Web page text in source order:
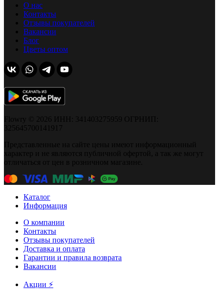
О нас
Контакты
Отзывы покупателей
Вакансии
Блог
Цветы оптом
Flowry © 2026 ИНН: 341403275959 ОГРНИП:
325645700141917
Представленные на сайте цены имеют информационный
характер и не являются публичной офертой, а так же могут
отличаться от цен в розничном магазине.
Каталог
Информация
О компании
Контакты
Отзывы покупателей
Доставка и оплата
Гарантии и правила возврата
Вакансии
Акции ⚡️